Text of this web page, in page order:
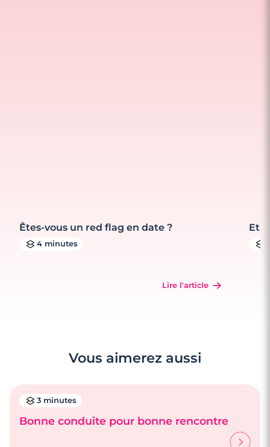
Êtes-vous un red flag en date ?
4 minutes
Lire l'article
Et
Vous aimerez aussi
3 minutes
Bonne conduite pour bonne rencontre